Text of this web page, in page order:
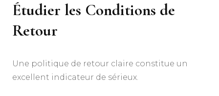
Étudier les Conditions de
Retour
Une politique de retour claire constitue un
excellent indicateur de sérieux.